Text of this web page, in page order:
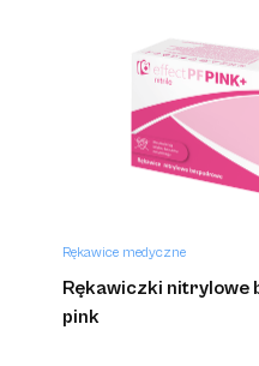
Rękawice medyczne
Rękawiczki nitrylowe
pink